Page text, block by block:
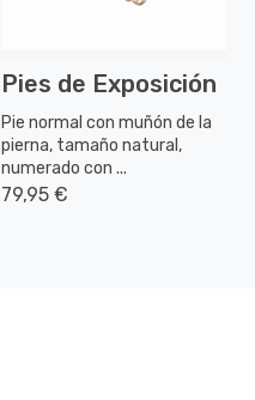
Pies de Exposición
Pie normal con muñón de la
pierna, tamaño natural,
numerado con ...
79,95 €